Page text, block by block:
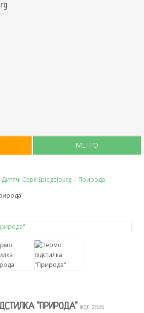
МЕНЮ
Дитячі Серії Spiegelburg / Природа
"ПРИРОДА" (КОД: 23326)